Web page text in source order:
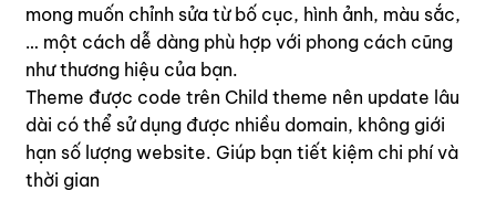
mong muốn chỉnh sửa từ bố cục, hình ảnh, màu sắc,
… một cách dễ dàng phù hợp với phong cách cũng
như thương hiệu của bạn.
Theme được code trên Child theme nên update lâu
dài có thể sử dụng được nhiều domain, không giới
hạn số lượng website. Giúp bạn tiết kiệm chi phí và
thời gian